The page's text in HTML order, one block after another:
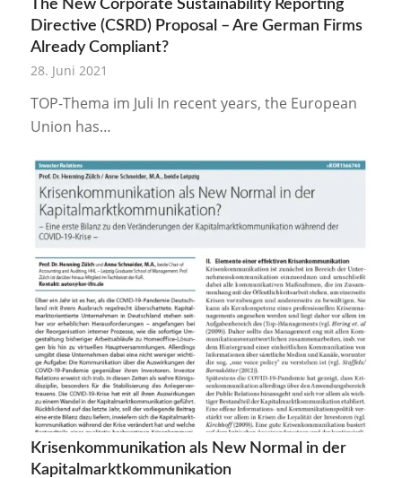
The New Corporate Sustainability Reporting
Directive (CSRD) Proposal – Are German Firms
Already Compliant?
28. Juni 2021
TOP-Thema im Juli In recent years, the European
Union has…
Krisenkommunikation als New Normal in der
Kapitalmarktkommunikation